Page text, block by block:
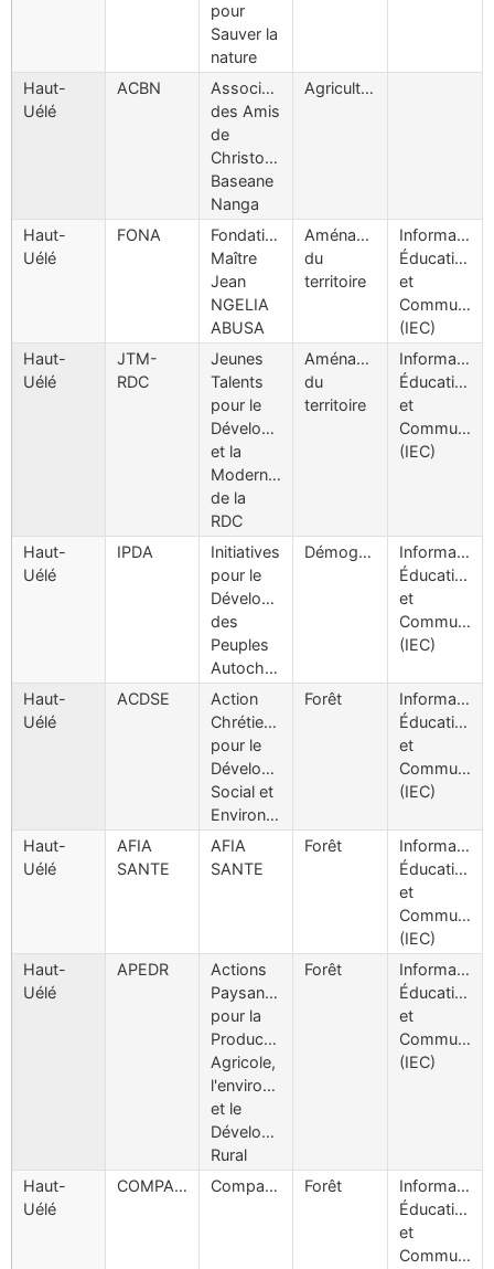
pour
Sauver la
nature
Haut-
Uélé
ACBN
Association
des Amis
de
Christoph
Baseane
Nanga
Agriculture
Haut-
Uélé
FONA
Fondation
Maître
Jean
NGELIA
ABUSA
Aménagement
du
territoire
Information
Éducation
et
(IEC)
Haut-
Uélé
JTM-
RDC
Jeunes
Talents
pour le
Développement
et la
Modernité
de la
RDC
Aménagement
du
territoire
Information
Éducation
et
(IEC)
Haut-
Uélé
IPDA
Initiatives
pour le
Développement
des
Peuples
Autochtones
Démographie
Information
Éducation
et
(IEC)
Haut-
Uélé
ACDSE
Action
Chrétienne
pour le
Développement
Social et
Environnemental
Forêt
Information
Éducation
et
(IEC)
Haut-
Uélé
AFIA
SANTE
AFIA
SANTE
Forêt
Information
Éducation
et
(IEC)
Haut-
Uélé
APEDR
Actions
Paysannes
pour la
Production
Agricole,
l'environnement
et le
Développement
Rural
Forêt
Information
Éducation
et
(IEC)
Haut-
Uélé
COMPASSION Compassion Forêt
Information
Éducation
et